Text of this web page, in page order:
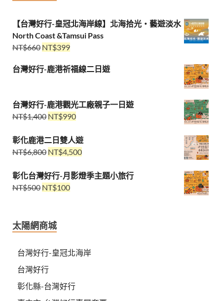
【台灣好行-皇冠北海岸線】北海拾光・藝遊淡水
North Coast &Tamsui Pass
NT$660 NT$399
台灣好行-鹿港祈福線二日遊
台灣好行-鹿港觀光工廠親子一日遊
NT$1,400 NT$990
彰化鹿港二日雙人遊
NT$6,800 NT$4,500
彰化台灣好行-月影燈季主題小旅行
NT$500 NT$100
太陽網商城
台灣好行-皇冠北海岸
台灣好行
彰化縣-台灣好行